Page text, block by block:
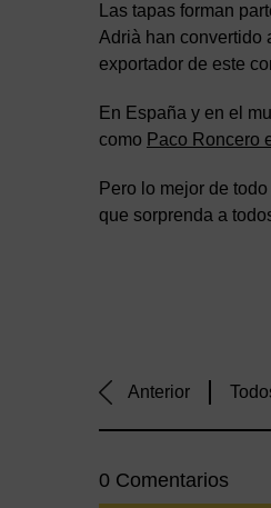
Las tapas forman
Adrià han convertido
exportador de este
En España y en el
como Paco Roncero
Pero lo mejor de
que sorprenda a
Anterior
0 Comentarios